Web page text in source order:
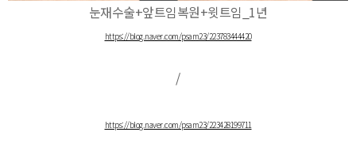
눈재수술+앞트임복원+윗트임_1년
https://blog.naver.com/psam23/223783444420
/
https://blog.naver.com/psam23/223428199711